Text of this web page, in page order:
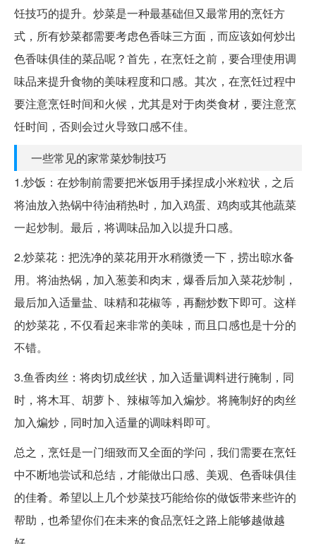
饪技巧的提升。炒菜是一种最基础但又最常用的烹饪方
式，所有炒菜都需要考虑色香味三方面，而应该如何炒出
色香味俱佳的菜品呢？首先，在烹饪之前，要合理使用调
味品来提升食物的美味程度和口感。其次，在烹饪过程中
要注意烹饪时间和火候，尤其是对于肉类食材，要注意烹
饪时间，否则会过火导致口感不佳。
一些常见的家常菜炒制技巧
1.炒饭：在炒制前需要把米饭用手揉捏成小米粒状，之后
将油放入热锅中待油稍热时，加入鸡蛋、鸡肉或其他蔬菜
一起炒制。最后，将调味品加入以提升口感。
2.炒菜花：把洗净的菜花用开水稍微烫一下，捞出晾水备
用。将油热锅，加入葱姜和肉末，爆香后加入菜花炒制，
最后加入适量盐、味精和花椒等，再翻炒数下即可。这样
的炒菜花，不仅看起来非常的美味，而且口感也是十分的
不错。
3.鱼香肉丝：将肉切成丝状，加入适量调料进行腌制，同
时，将木耳、胡萝卜、辣椒等加入煸炒。将腌制好的肉丝
加入煸炒，同时加入适量的调味料即可。
总之，烹饪是一门细致而又全面的学问，我们需要在烹饪
中不断地尝试和总结，才能做出口感、美观、色香味俱佳
的佳肴。希望以上几个炒菜技巧能给你的做饭带来些许的
帮助，也希望你们在未来的食品烹饪之路上能够越做越